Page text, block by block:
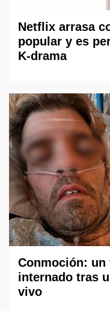
Netflix arrasa
popular y es
K-drama
Conmoción:
internado tras
vivo